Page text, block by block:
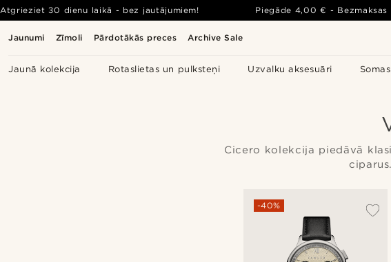
Jaunumi Zīmoli Pārdotākās preces Archive Sale
Jaunā kolekcija Rotaslietas un pulksteņi Uzvalku aksesuāri
Atgrieziet 30 dienu laikā - bez jautājumiem! Piegāde 4,00 € -
Cicero kolekcija piedāvā
-40%